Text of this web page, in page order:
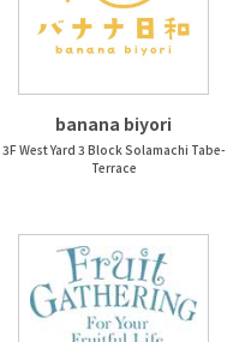
banana biyori
3F West Yard 3 Block Solamachi Tabe-
Terrace